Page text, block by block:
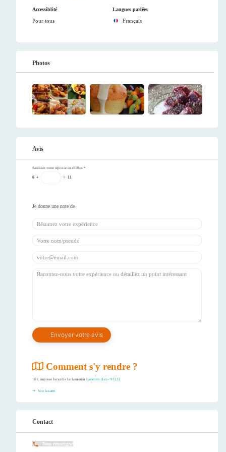
Accessiblité
Pour tous
Langues parlées
Français
Photos
Avis
Saisissez votre réponse en chiffres *
6 + = 11
Comment s'y rendre ?
161, impasse Jacynthe Le Lamentin Lamentin (Le) – 97232
Voir la carte
Contact
Non renseigné